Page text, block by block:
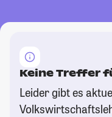
Keine Treffer
Leider gibt es